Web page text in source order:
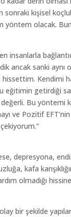
sonraki kişisel
yöntem olacak.
insanlarla
ancak sanki aynı
Kendimi
eğitimin getirdiği
Bu yöntemi
ve Pozitif
depresyona,
kafa
olmadığı
bir şekilde